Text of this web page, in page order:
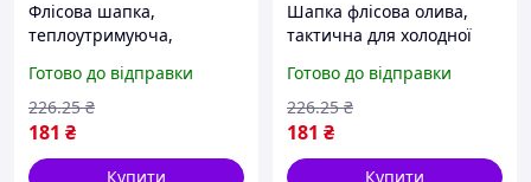
Флісова шапка,
теплоутримуюча,
військових та
спеціальних підрозділів
Готово до відправки
181 ₴
226.25 ₴
Купити
Шапка флісова олива,
тактична для холодної
для умов суворого клімату
Готово до відправки
181 ₴
226.25 ₴
Купити